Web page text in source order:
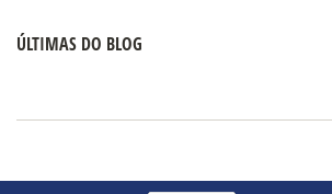
ÚLTIMAS DO BLOG